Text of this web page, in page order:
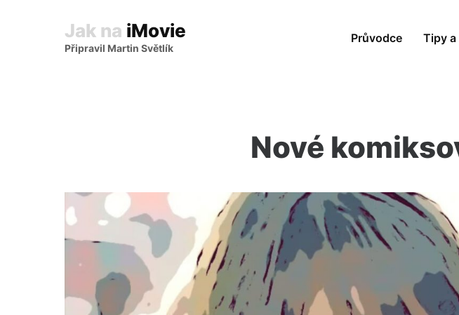
Jak na iMovie
Připravil Martin Světlík
Průvodce Tipy
Nové